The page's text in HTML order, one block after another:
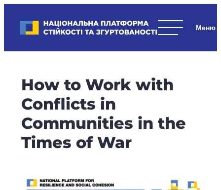
content
Національна платформа стійкості та згуртованості
стратегічні
стійкість
держави
та
суспільства,
згуртованість
та
How to Work with
Conflicts in
Communities in the
Times of War